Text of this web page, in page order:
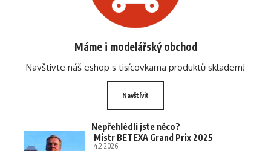
Máme i modelářský obchod
Navštivte náš eshop s tisícovkama produktů skladem!
Navštívit
Nepřehlédli jste něco?
Mistr BETEXA Grand Prix 2025
4.2.2026